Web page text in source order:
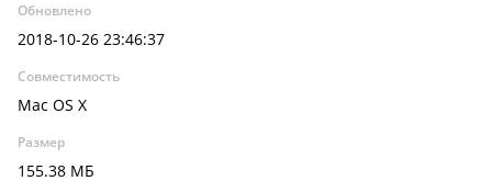
Обновлено
2018-10-26 23:46:37
Совместимость
Mac OS X
Размер
155.38 МБ